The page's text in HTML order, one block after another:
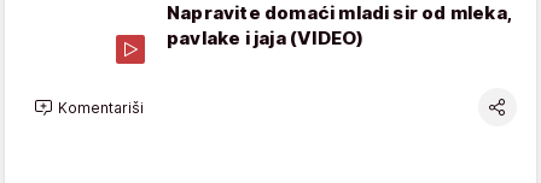
Napravite domaći mladi sir od mleka,
pavlake i jaja (VIDEO)
Komentariši